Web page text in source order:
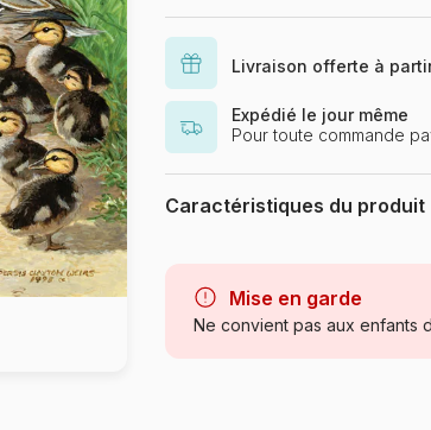
Livraison offerte à
Expédié le jour même
Pour toute commande
Caractéristiques du produit
Catégorie
Age
Mise en garde
Ne convient pas aux enfants